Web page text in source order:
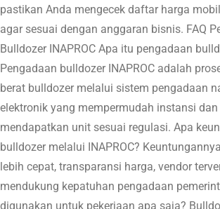
pastikan Anda mengecek daftar harga
agar sesuai dengan anggaran bisnis. FAQ
Bulldozer INAPROC Apa itu pengadaan
Pengadaan bulldozer INAPROC adalah
berat bulldozer melalui sistem pengadaan
elektronik yang mempermudah instansi
mendapatkan unit sesuai regulasi. Apa
bulldozer melalui INAPROC?
lebih cepat, transparansi harga, vendor
mendukung kepatuhan pengadaan
digunakan untuk pekerjaan apa saja?